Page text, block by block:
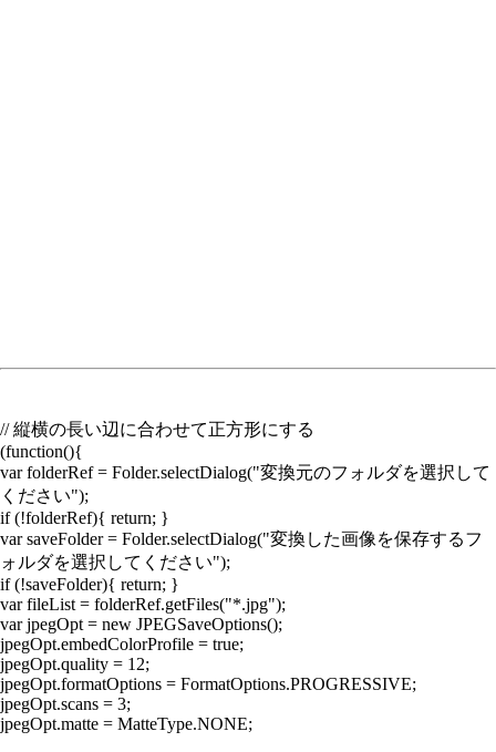
// 縦横の長い辺に合わせて正方形にする
(function(){
var folderRef = Folder.selectDialog("変換元のフォルダを選択して
ください");
if (!folderRef){ return; }
var saveFolder = Folder.selectDialog("変換した画像を保存するフ
ォルダを選択してください");
if (!saveFolder){ return; }
var fileList = folderRef.getFiles("*.jpg");
var jpegOpt = new JPEGSaveOptions();
jpegOpt.embedColorProfile = true;
jpegOpt.quality = 12;
jpegOpt.formatOptions = FormatOptions.PROGRESSIVE;
jpegOpt.scans = 3;
jpegOpt.matte = MatteType.NONE;